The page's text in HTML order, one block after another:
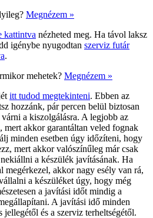
Megnézem »
kattintva nézheted meg. Ha távol laksz
igénybe nyugodtan szerviz futár
.
mehetek? Megnézem »
itt tudod megtekinteni. Ebben az
hozzánk, pár percen belül biztosan
a kiszolgálásra. A legjobb az
, mert akkor garantáltan veled fognak
minden esetben úgy időzíteni, hogy
mert akkor valószínűleg már csak
a készülék javításának. Ha
megérkezel, akkor nagy esély van rá,
a készüléket úgy, hogy még
a javítási időt mindig a
A javítási idő minden
jellegétől és a szerviz terheltségétől.